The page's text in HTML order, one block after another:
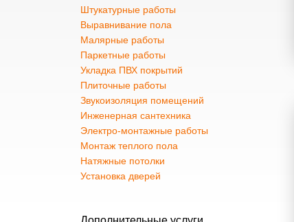
Штукатурные работы
Выравнивание пола
Малярные работы
Паркетные работы
Укладка ПВХ покрытий
Плиточные работы
Звукоизоляция помещений
Инженерная сантехника
Электро-монтажные работы
Монтаж теплого пола
Натяжные потолки
Установка дверей